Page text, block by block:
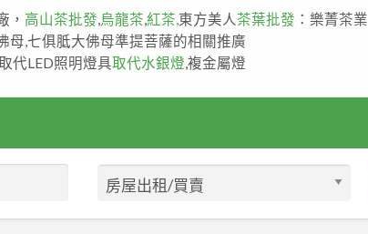
， 高山茶批發 烏龍茶 紅茶, 東方美人 茶葉批發 ：樂菁茶業
母,七俱胝大佛母準提菩薩的相關推廣
代LED照明燈具取代水銀燈 ,複金屬燈